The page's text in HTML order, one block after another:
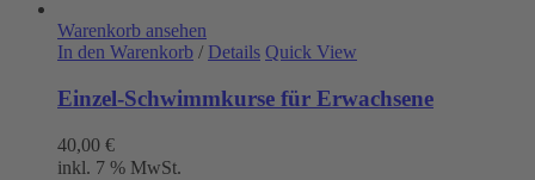
Warenkorb ansehen
In den Warenkorb / Details Quick View
Einzel-Schwimmkurse für Erwachsene
40,00 €
inkl. 7 % MwSt.